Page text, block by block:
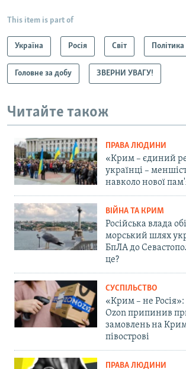
This item is part of
Україна Росія Світ Політика
Головне за добу ЗВЕРНИ УВАГУ!
Читайте також
ПРАВА ЛЮДИНИ
«Крим – єдиний
українці –
навколо нової
ВІЙНА ТА КРИМ
Російська влада
морський шлях
БпЛА до
це?
СУСПІЛЬСТВО
«Крим – не
Ozon припинив
замовлень на
півострові
ПРАВА ЛЮДИНИ